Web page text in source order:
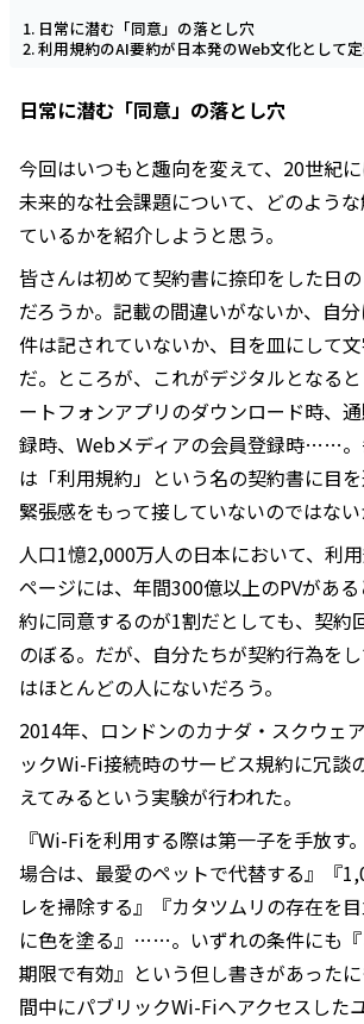
日常に潜む「同意」の落とし穴
利用規約のAI要約が日本発のWeb文化として
日常に潜む「同意」の落とし穴
今回はいつもと趣向を変えて、20世紀
未来的な社会課題について、どのよう
ているかを紹介しようと思う。
皆さんは初めて契約書に捺印をした日
だろうか。記載の間違いがないか、自
件は記されていないか、目を皿にして
だ。ところが、これがデジタルとなる
ートフォンアプリのダウンロード時、
録時、Webメディアの会員登録時……。
は「利用規約」という名の契約書に目を
緊張感をもって接していないのではない
人口1憶2,000万人の日本において、利
ページには、年間300億以上のPVがあ
約に同意するのが1割だとしても、契約
のぼる。だが、自分たちが契約行為を
はほとんどの人にないだろう。
2014年、ロンドンのカナダ・スクウェ
ックWi-Fi接続時のサービス規約に冗談
えてみるという実験が行われた。
『Wi-Fiを利用する際は第一子を手放す
場合は、最愛のペットで代替する』『
レを掃除する』『カタツムリの存在を
に色を塗る』……。いずれの条件にも
期限で有効』という但し書きがあった
間中にパブリックWi-Fiへアクセスした